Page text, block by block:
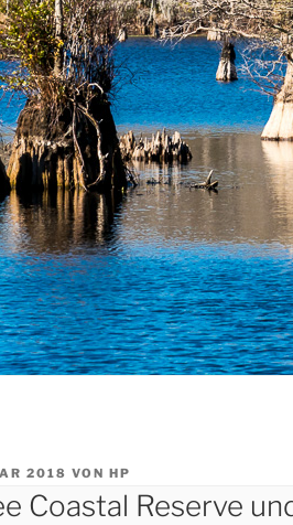
2018 VONHP
Coastal Reserve